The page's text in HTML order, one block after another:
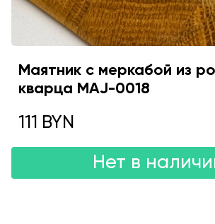
Маятник с меркабой из
кварца MAJ-0018
111 BYN
Нет в